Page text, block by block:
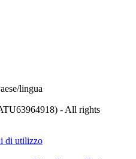
lingua
- All rights
di utilizzo